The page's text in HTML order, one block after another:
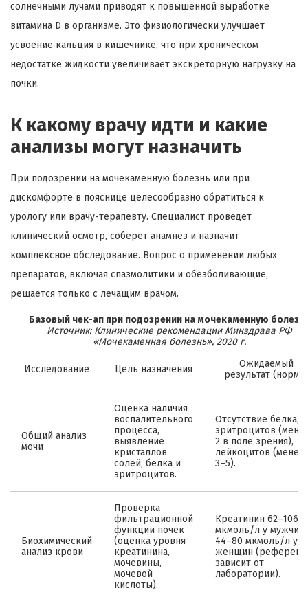
солнечными лучами приводят к повышенной выработке
витамина D в организме. Это физиологически улучшает
усвоение кальция в кишечнике, что при хроническом
недостатке жидкости увеличивает экскреторную нагрузку на
почки.
К какому врачу идти и какие
анализы могут назначить
При подозрении на мочекаменную болезнь или при
дискомфорте в пояснице целесообразно обратиться к
урологу или врачу-терапевту. Специалист проведет
клинический осмотр, соберет анамнез и назначит
комплексное обследование. Вопрос о применении любых
препаратов, включая спазмолитики и обезболивающие,
решается только с лечащим врачом.
Базовый чек-ап при подозрении на мочекаменную
Источник: Клинические рекомендации Минздрава РФ
«Мочекаменная болезнь», 2020 г.
Исследование Цель назначения
Ожидаемый
результат (норма)
Общий анализ
мочи
Оценка наличия
воспалительного
процесса,
выявление
кристаллов
солей, белка и
эритроцитов.
Отсутствие белка,
эритроцитов
2 в поле зрения),
лейкоцитов (менее
3–5).
Биохимический
анализ крови
Проверка
фильтрационной
функции почек
(оценка уровня
креатинина,
мочевины,
мочевой
кислоты).
Креатинин 62–106
мкмоль/л у мужчин,
44–80 мкмоль/л у
женщин (референс
зависит от
лаборатории).